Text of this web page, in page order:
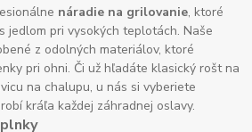
náradie na grilovanie, ktoré
jedlom pri vysokých teplotách. Naše
z odolných materiálov, ktoré
pri ohni. Či už hľadáte klasický rošt na
na chalupu, u nás si vyberiete
kráľa každej záhradnej oslavy.